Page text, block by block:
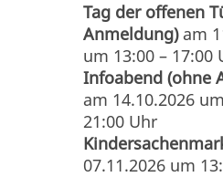
Tag der offenen
Anmeldung)am
um 13:00 – 17:00
Infoabend (ohne
am 14.10.2026 um
21:00 Uhr
07.11.2026 um